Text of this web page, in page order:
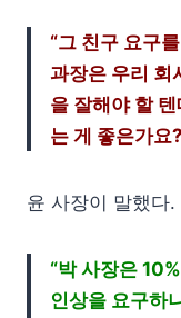
“그 친구 요구
과장은 우리 회
을 잘해야 할
는 게 좋은가요
윤 사장이 말했다.
“박 사장은
인상을 요구하